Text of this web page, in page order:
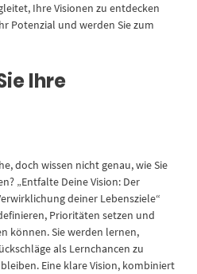
Ihre Visionen zu entdecken
Potenzial und werden Sie zum
Ihre
doch wissen nicht genau, wie Sie
„Entfalte Deine Vision: Der
deiner Lebensziele“
Prioritäten setzen und
können. Sie werden lernen,
als Lernchancen zu
Eine klare Vision, kombiniert